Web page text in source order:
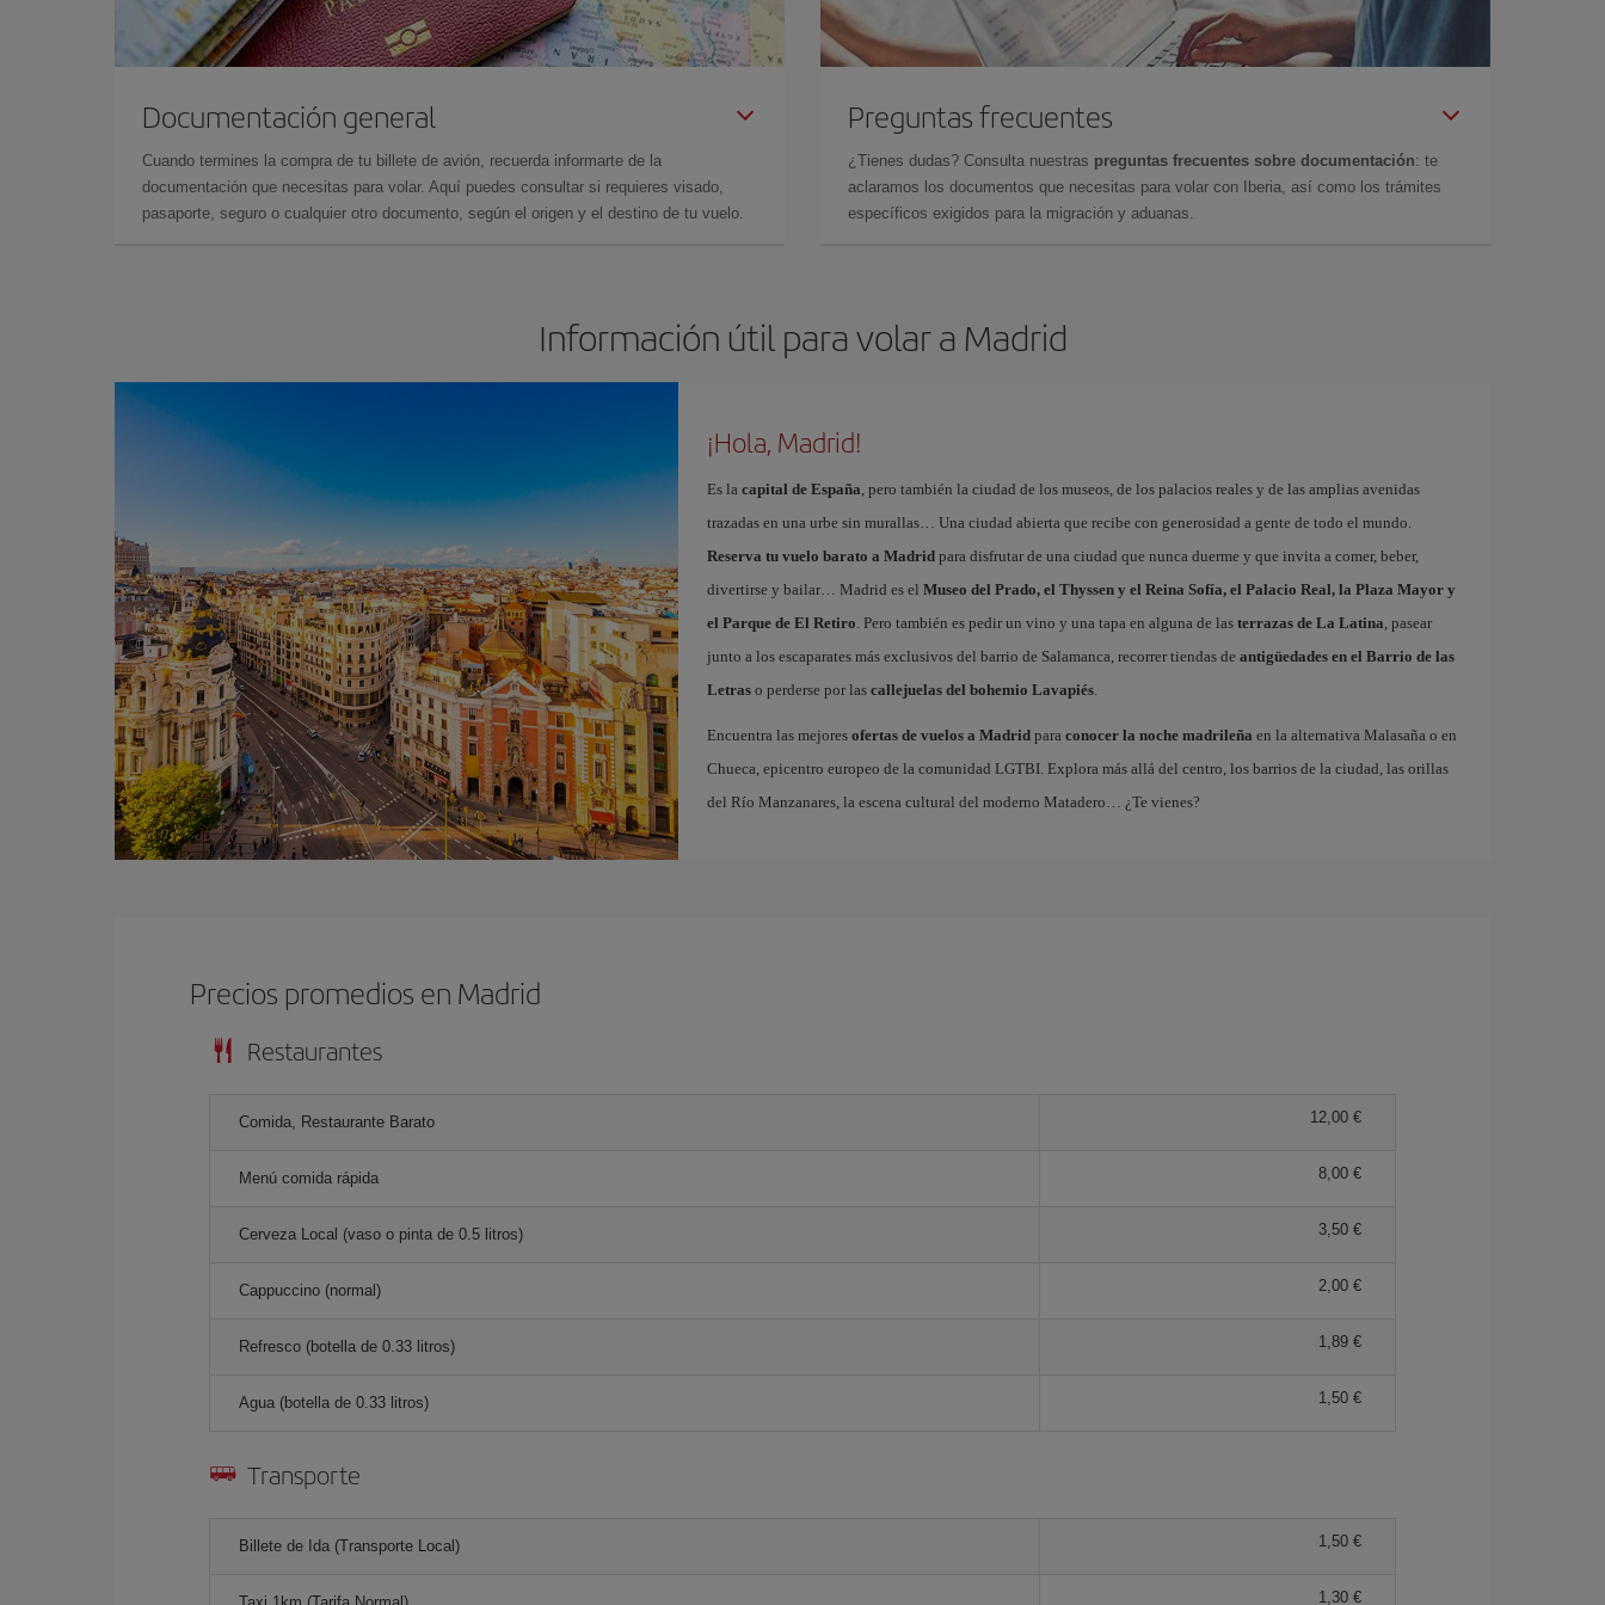
Documentación general
Cuando termines la compra de tu billete de avión, recuerda informarte de la
documentación que necesitas para volar. Aquí puedes consultar si requieres visado,
pasaporte, seguro o cualquier otro documento, según el origen y el destino de tu vuelo.
Preguntas frecuentes
¿Tienes dudas? Consulta nuestras preguntas frecuentes sobre documentación: te
aclaramos los documentos que necesitas para volar con Iberia, así como los trámites
específicos exigidos para la migración y aduanas.
Información útil para volar a Madrid
¡Hola, Madrid!
Es la capital de España, pero también la ciudad de los museos, de los palacios reales y de las amplias avenidas
trazadas en una urbe sin murallas… Una ciudad abierta que recibe con generosidad a gente de todo el mundo.
Reserva tu vuelo barato a Madridpara disfrutar de una ciudad que nunca duerme y que invita a comer, beber,
divertirse y bailar… Madrid es el Museo del Prado, el Thyssen y el Reina Sofía, el Palacio Real, la Plaza Mayor y
el Parque de El Retiro. Pero también es pedir un vino y una tapa en alguna de las terrazas de La Latina, pasear
junto a los escaparates más exclusivos del barrio de Salamanca, recorrer tiendas de antigüedades en el Barrio de las
Letraso perderse por las callejuelas del bohemio Lavapiés.
Encuentra las mejores ofertas de vuelos a Madridpara conocer la noche madrileña en la alternativa Malasaña o en
Chueca, epicentro europeo de la comunidad LGTBI. Explora más allá del centro, los barrios de la ciudad, las orillas
del Río Manzanares, la escena cultural del moderno Matadero… ¿Te vienes?
Precios promedios en Madrid
Restaurantes
Comida, Restaurante Barato 12,00 €
Menú comida rápida 8,00 €
Cerveza Local (vaso o pinta de 0.5 litros) 3,50 €
Cappuccino (normal) 2,00 €
Refresco (botella de 0.33 litros) 1,89 €
Agua (botella de 0.33 litros) 1,50 €
Transporte
Billete de Ida (Transporte Local) 1,50 €
1,30 €